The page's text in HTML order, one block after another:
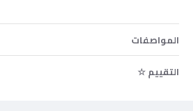
المواصفات
التقييم ☆